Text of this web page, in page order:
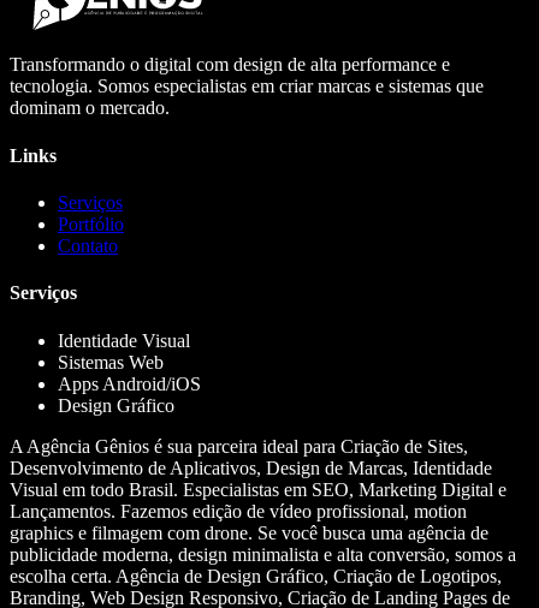
Transformando o digital com design de alta performance e
tecnologia. Somos especialistas em criar marcas e sistemas que
dominam o mercado.
Links
Serviços
Portfólio
Contato
Serviços
Identidade Visual
Sistemas Web
Apps Android/iOS
Design Gráfico
A Agência Gênios é sua parceira ideal para Criação de Sites,
Desenvolvimento de Aplicativos, Design de Marcas, Identidade
Visual em todo Brasil. Especialistas em SEO, Marketing Digital e
Lançamentos. Fazemos edição de vídeo profissional, motion
graphics e filmagem com drone. Se você busca uma agência de
publicidade moderna, design minimalista e alta conversão, somos a
escolha certa. Agência de Design Gráfico, Criação de Logotipos,
Branding, Web Design Responsivo, Criação de Landing Pages de